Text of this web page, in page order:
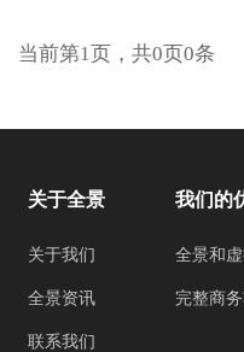
当前第1页，共0页0条
关于全景
关于我们
全景资讯
联系我们
我们的
全景和
完整商